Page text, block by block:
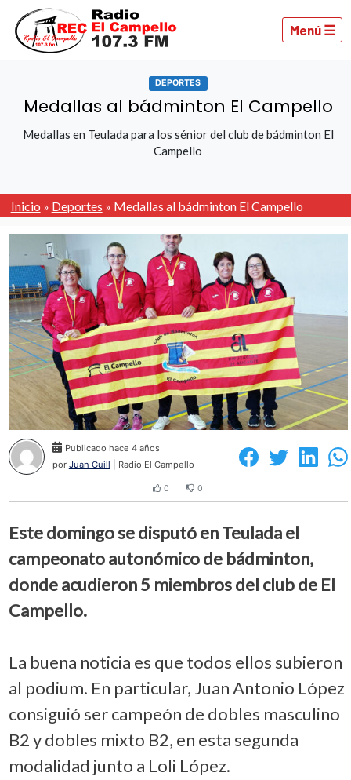
Menú ☰
DEPORTES
Medallas al bádminton El Campello
Medallas en Teulada para los sénior del club de bádminton El
Campello
Inicio » Deportes » Medallas al bádminton El Campello
Publicado hace 4 años
por Juan Guill | Radio El Campello
0 0
Este domingo se disputó en Teulada el
campeonato autonómico de bádminton,
donde acudieron 5 miembros del club de El
Campello.
La buena noticia es que todos ellos subieron
al podium. En particular, Juan Antonio López
consiguió ser campeón de dobles masculino
B2 y dobles mixto B2, en esta segunda
modalidad junto a Loli López.